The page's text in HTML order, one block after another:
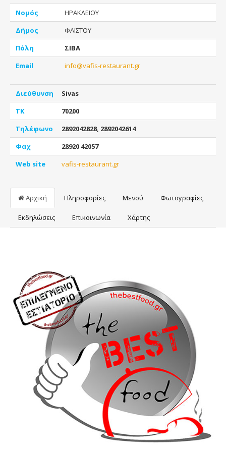
Νομός
ΗΡΑΚΛΕΙΟΥ
Δήμος
ΦΑΙΣΤΟΥ
Πόλη
ΣΙΒΑ
Email
info@vafis-restaurant.gr
Διεύθυνση
Sivas
ΤΚ
70200
Τηλέφωνο
2892042828, 2892042614
Φαχ
28920 42057
Web site
vafis-restaurant.gr
Αρχική Πληροφορίες Μενού Φωτογραφίες
Εκδηλώσεις Επικοινωνία Χάρτης